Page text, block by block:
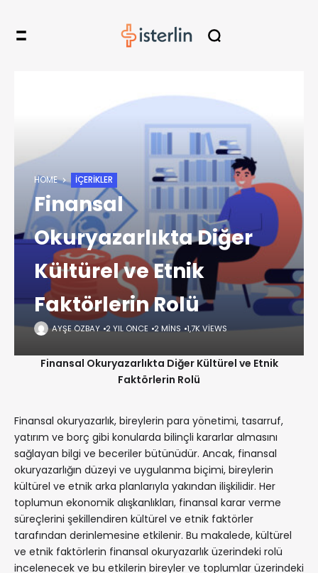
HOME İÇERIKLER
Finansal
Okuryazarlıkta Diğer
Kültürel ve Etnik
Faktörlerin Rolü
AYŞE ÖZBAY 2 YIL ÖNCE 2 MINS 1,7K VIEWS
Finansal Okuryazarlıkta Diğer Kültürel ve Etnik
Faktörlerin Rolü
Finansal okuryazarlık, bireylerin para yönetimi, tasarruf,
yatırım ve borç gibi konularda bilinçli kararlar almasını
sağlayan bilgi ve beceriler bütünüdür. Ancak, finansal
okuryazarlığın düzeyi ve uygulanma biçimi, bireylerin
kültürel ve etnik arka planlarıyla yakından ilişkilidir. Her
toplumun ekonomik alışkanlıkları, finansal karar verme
süreçlerini şekillendiren kültürel ve etnik faktörler
tarafından derinlemesine etkilenir. Bu makalede, kültürel
ve etnik faktörlerin finansal okuryazarlık üzerindeki rolü
incelenecek ve bu etkilerin bireyler ve toplumlar üzerindeki